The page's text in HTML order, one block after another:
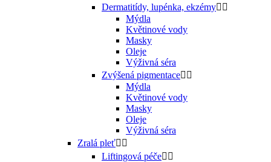
Dermatitídy, lupénka, ekzémy 
Mýdla
Květinové vody
Masky
Oleje
Výživná séra
Zvýšená pigmentace 
Mýdla
Květinové vody
Masky
Oleje
Výživná séra
Zralá pleť 
Liftingová péče 